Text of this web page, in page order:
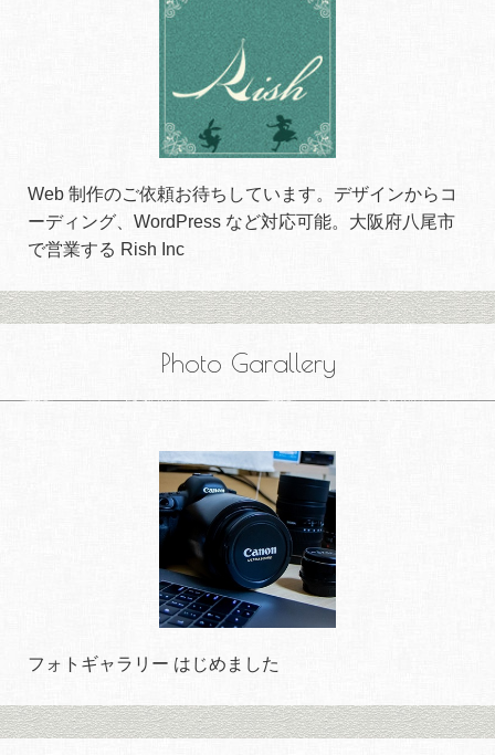
Web 制作のご依頼お待ちしています。デザインからコ
ーディング、WordPress など対応可能。大阪府八尾市
で営業する Rish Inc
Photo Garallery
フォトギャラリー はじめました